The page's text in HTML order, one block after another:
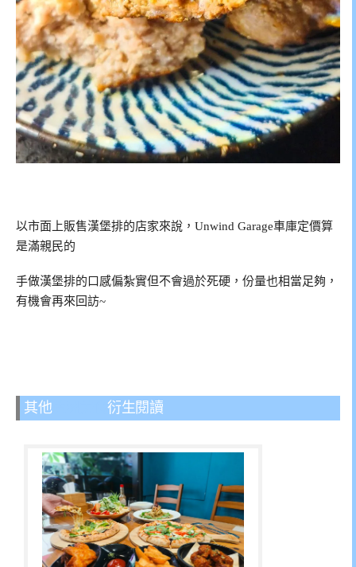
以市面上販售漢堡排的店家來說，Unwind Garage車庫定價算
是滿親民的
手做漢堡排的口感偏紮實但不會過於死硬，份量也相當足夠，
有機會再來回訪~
其他蘆洲美食 衍生閱讀